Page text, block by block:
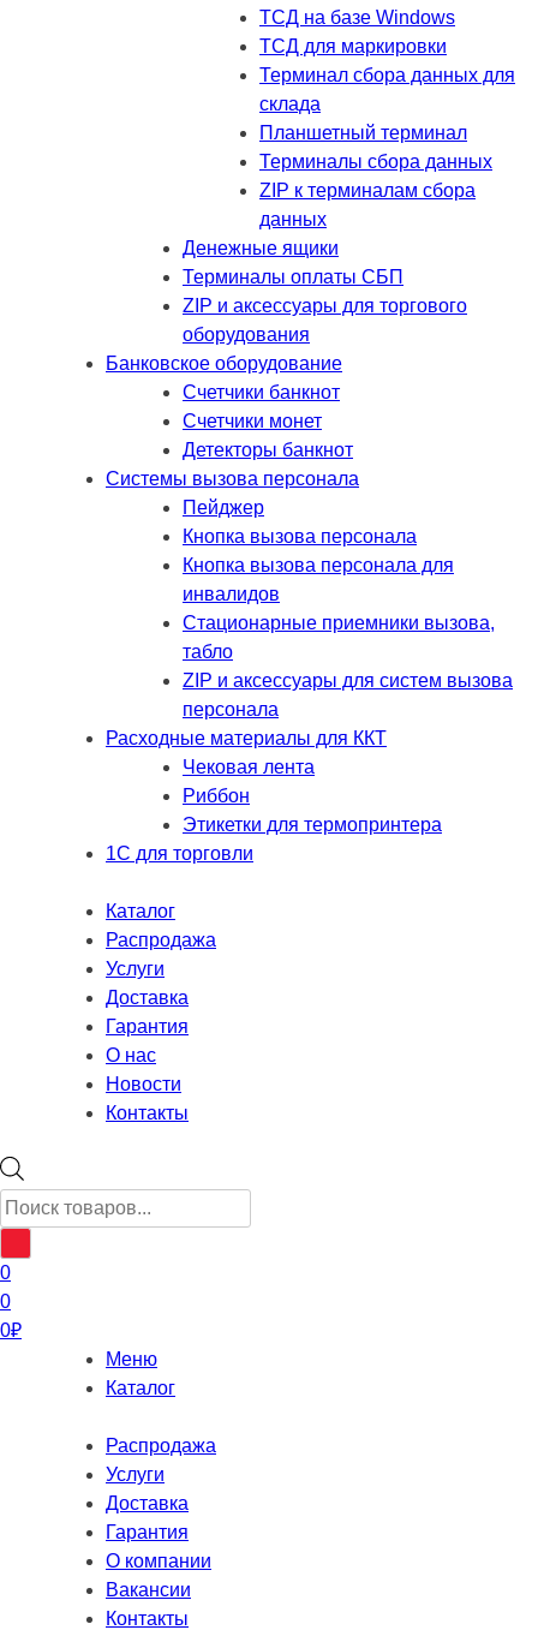
ТСД на базе Windows
ТСД для маркировки
Терминал сбора данных для
склада
Планшетный терминал
Терминалы сбора данных
ZIP к терминалам сбора
данных
Денежные ящики
Терминалы оплаты СБП
ZIP и аксессуары для торгового
оборудования
Банковское оборудование
Счетчики банкнот
Счетчики монет
Детекторы банкнот
Системы вызова персонала
Пейджер
Кнопка вызова персонала
Кнопка вызова персонала для
инвалидов
Стационарные приемники вызова,
табло
ZIP и аксессуары для систем вызова
персонала
Расходные материалы для ККТ
Чековая лента
Риббон
Этикетки для термопринтера
1С для торговли
Каталог
Распродажа
Услуги
Доставка
Гарантия
О нас
Новости
Контакты
Поиск
товаров
0
0
0₽
Меню
Каталог
Распродажа
Услуги
Доставка
Гарантия
О компании
Вакансии
Контакты